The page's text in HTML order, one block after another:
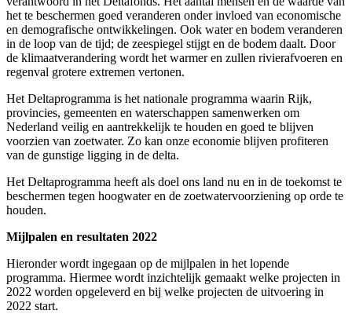
het te beschermen goed veranderen onder invloed van economische
en demografische ontwikkelingen. Ook water en bodem veranderen
in de loop van de tijd; de zeespiegel stijgt en de bodem daalt. Door
de klimaatverandering wordt het warmer en zullen rivierafvoeren en
regenval grotere extremen vertonen.
Het Deltaprogramma is het nationale programma waarin Rijk,
provincies, gemeenten en waterschappen samenwerken om
Nederland veilig en aantrekkelijk te houden en goed te blijven
voorzien van zoetwater. Zo kan onze economie blijven profiteren
van de gunstige ligging in de delta.
Het Deltaprogramma heeft als doel ons land nu en in de toekomst te
beschermen tegen hoogwater en de zoetwatervoorziening op orde te
houden.
Mijlpalen en resultaten 2022
Hieronder wordt ingegaan op de mijlpalen in het lopende
programma. Hiermee wordt inzichtelijk gemaakt welke projecten in
2022 worden opgeleverd en bij welke projecten de uitvoering in
2022 start.